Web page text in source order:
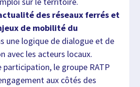
des réseaux ferrés et
de mobilité du
une logique de dialogue et de
avec les acteurs locaux.
le groupe RATP
aux côtés des